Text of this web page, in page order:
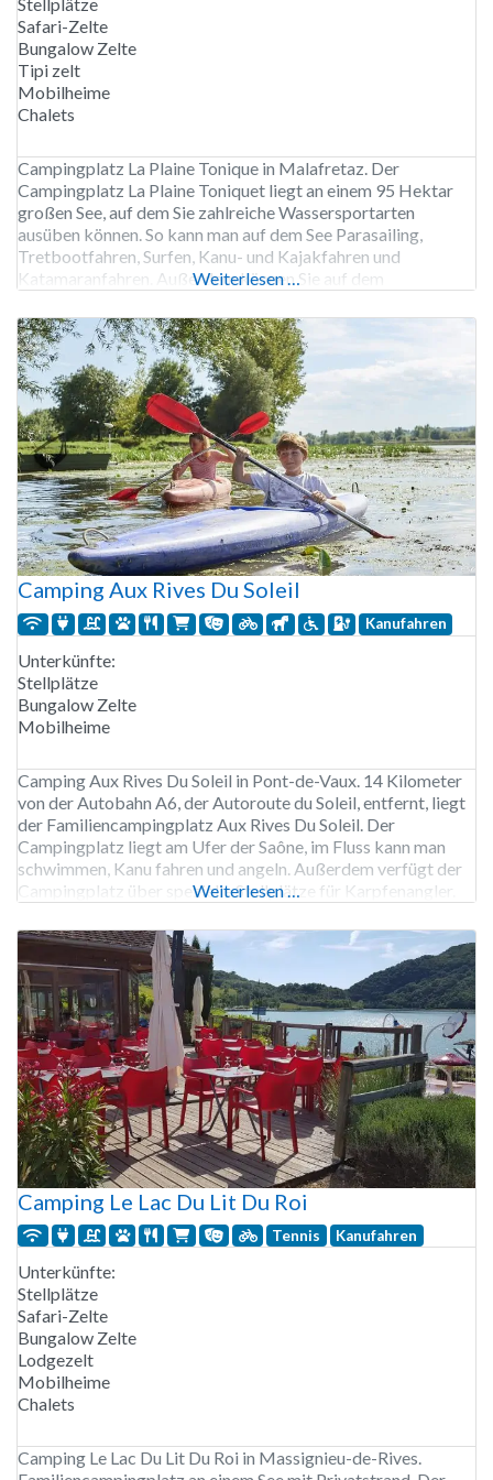
Safari-Zelte
Bungalow Zelte
Tipi zelt
Mobilheime
Chalets
Campingplatz La Plaine Tonique in Malafretaz. Der
Campingplatz La Plaine Toniquet liegt an einem 95 Hektar
großen See, auf dem Sie zahlreiche Wassersportarten
ausüben können. So kann man auf dem See Parasailing,
Tretbootfahren, Surfen, Kanu- und Kajakfahren und
Katamaranfahren. Außerdem können Sie auf dem
und Go-Kart fahren. Der Campingplatz verfügt über einen
Weiterlesen …
Camping Aux Rives Du Soleil
Kanufahren
Unterkünfte:
Stellplätze
Bungalow Zelte
Mobilheime
Camping Aux Rives Du Soleil in Pont-de-Vaux. 14 Kilometer
von der Autobahn A6, der Autoroute du Soleil, entfernt, liegt
der Familiencampingplatz Aux Rives Du Soleil. Der
Campingplatz liegt am Ufer der Saône, im Fluss kann man
schwimmen, Kanu fahren und angeln. Außerdem verfügt der
Campingplatz über spezielle Stellplätze für Karpfenangler.
Weiterlesen …
Camping Le Lac Du Lit Du Roi
Tennis Kanufahren
Unterkünfte:
Stellplätze
Safari-Zelte
Bungalow Zelte
Lodgezelt
Mobilheime
Chalets
Camping Le Lac Du Lit Du Roi in Massignieu-de-Rives.